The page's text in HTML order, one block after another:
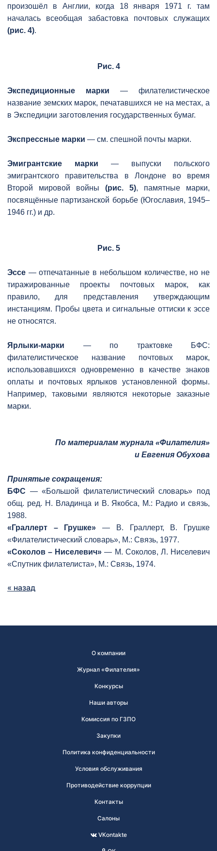
произошёл в Англии, когда 18 января 1971 г. там
началась всеобщая забастовка почтовых служащих
(рис. 4).
Рис. 4
Экспедиционные марки — филателистическое
название земских марок, печатавшихся не на местах, а
в Экспедиции заготовления государственных бумаг.
Экспрессные марки — см. спешной почты марки.
Эмигрантские марки — выпуски польского
эмигрантского правительства в Лондоне во время
Второй мировой войны (рис. 5), памятные марки,
посвящённые партизанской борьбе (Югославия, 1945–
1946 гг.) и др.
Рис. 5
Эссе — отпечатанные в небольшом количестве, но не
тиражированные проекты почтовых марок, как
правило, для представления утверждающим
инстанциям. Пробы цвета и сигнальные оттиски к эссе
не относятся.
Ярлыки-марки — по трактовке БФС:
филателистическое название почтовых марок,
использовавшихся одновременно в качестве знаков
оплаты и почтовых ярлыков установленной формы.
Например, таковыми являются некоторые заказные
марки.
По материалам журнала «Филателия»
и Евгения Обухова
Принятые сокращения:
БФС — «Большой филателистический словарь» под
общ. ред. Н. Владинца и В. Якобса, М.: Радио и связь,
1988.
«Граллерт – Грушке» — В. Граллерт, В. Грушке
«Филателистический словарь», М.: Связь, 1977.
«Соколов – Ниселевич» — М. Соколов, Л. Ниселевич
«Спутник филателиста», М.: Связь, 1974.
« назад
О компании
Журнал «Филателия»
Конкурсы
Наши авторы
Комиссия по ГЗПО
Закупки
Политика конфиденциальности
Условия обслуживания
Противодействие коррупции
Контакты
Салоны
VKontakte